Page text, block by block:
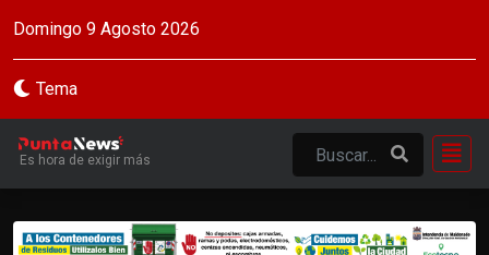
Domingo 9 Agosto 2026
Tema
Es hora de exigir más